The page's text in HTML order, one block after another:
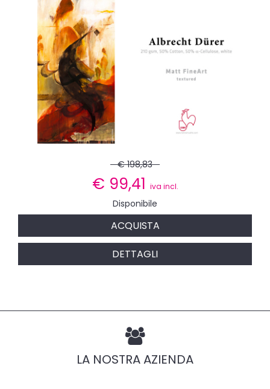
€ 198,83
€ 99,41 iva incl.
Disponibile
ACQUISTA
DETTAGLI
LA NOSTRA AZIENDA